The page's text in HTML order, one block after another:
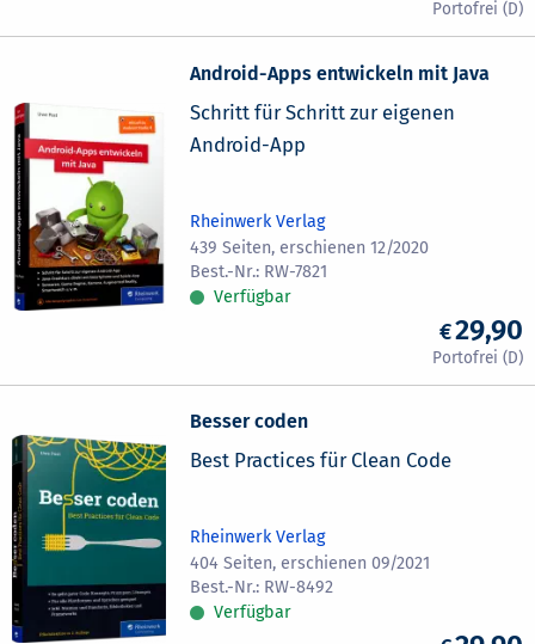
Android-Apps entwickeln mit Java
Schritt für Schritt zur eigenen
Android-App
Rheinwerk Verlag
439 Seiten, erschienen 12/2020
RW-7821
Verfügbar
29,90
Besser coden
Best Practices für Clean Code
Rheinwerk Verlag
404 Seiten, erschienen 09/2021
RW-8492
Verfügbar